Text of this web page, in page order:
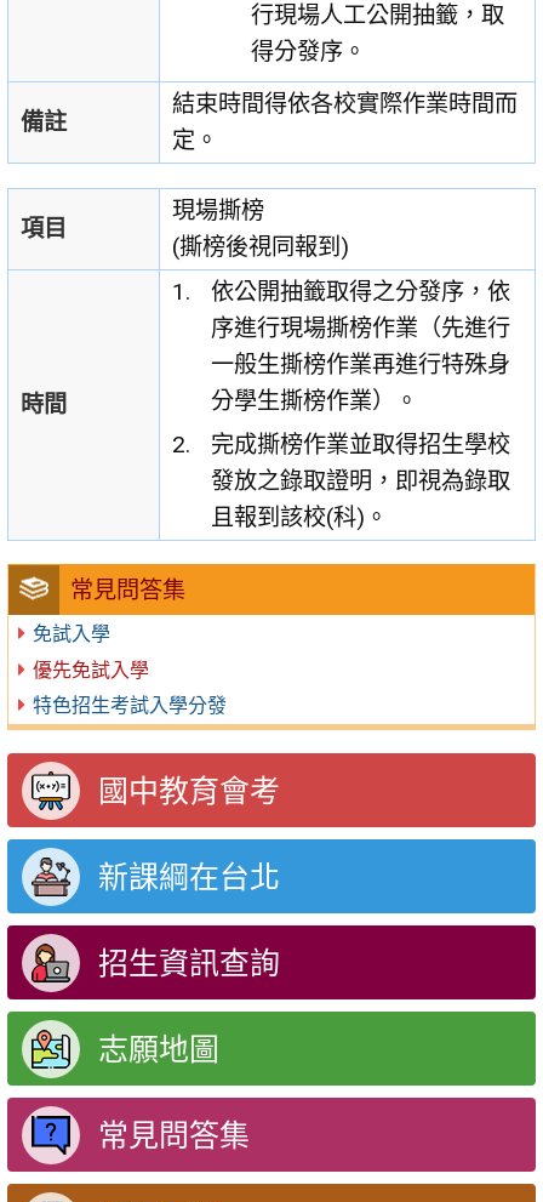
常見問答集
免試入學
優先免試入學
特色招生考試入學分發
國中教育會考
新課綱在台北
招生資訊查詢
志願地圖
常見問答集
行現場人工公開抽籤，取
得分發序。
備註
結束時間得依各校實際作業時間而
定。
項目
現場撕榜
(撕榜後視同報到)
時間
依公開抽籤取得之分發序，依
序進行現場撕榜作業（先進行
一般生撕榜作業再進行特殊身
分學生撕榜作業）。
完成撕榜作業並取得招生學校
發放之錄取證明，即視為錄取
且報到該校(科)。